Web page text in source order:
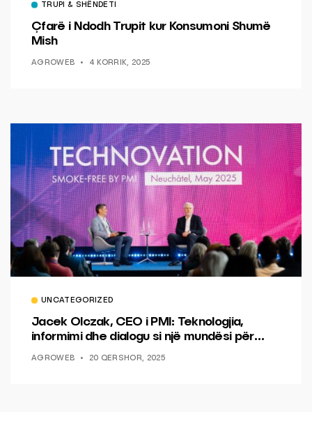
TRUPI & SHËNDETI
Çfarë i Ndodh Trupit kur Konsumoni Shumë
Mish
AGROWEB 4 KORRIK, 2025
UNCATEGORIZED
Jacek Olczak, CEO i PMI: Teknologjia,
informimi dhe dialogu si një mundësi për
AGROWEB 20 QERSHOR, 2025